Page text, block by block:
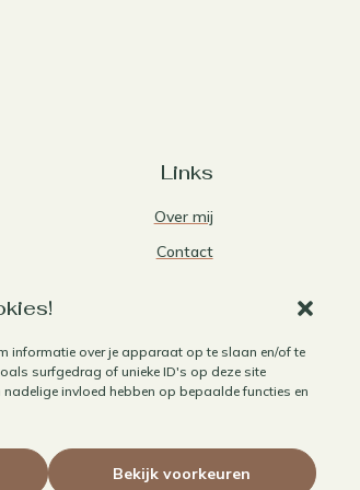
informatie over je apparaat op te slaan en/of te
surfgedrag of unieke ID's op deze site
invloed hebben op bepaalde functies en
Bekijk voorkeuren
Links
Over mij
Contact
Cookiebeleid
Herroepen aankoop